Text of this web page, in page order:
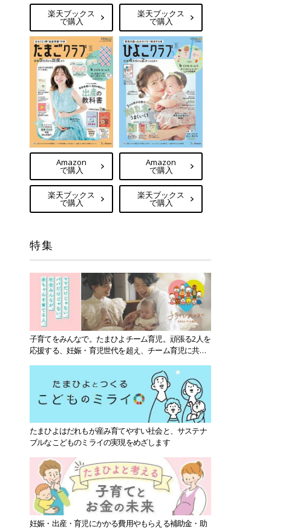
楽天ブックス
で購入
楽天ブックス
で購入
Amazon
で購入
楽天ブックス
で購入
Amazon
で購入
楽天ブックス
で購入
特集
子育てをみんなで。たまひよチーム育児。頑張る2人を
応援する、妊娠・育児世代を超え、チーム育児に共感
たまひよはだれもが産み育てやすい社会と、サステナ
ブルなこどものミライの実現をめざします
妊娠・出産・育児にかかる費用やもらえる補助金・助